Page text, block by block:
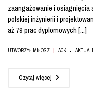
zaangażowanie i osiągnięcia
polskiej inżynierii i
aż 79 prac dyplomowych [...]
UTWORZYŁ MIŁOSZ | ACK .
Czytaj więcej